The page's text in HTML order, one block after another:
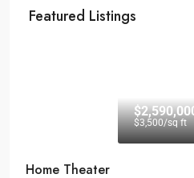
Featured Listings